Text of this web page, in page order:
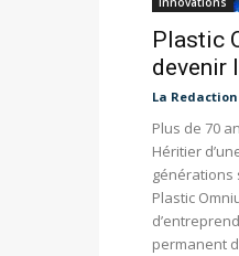
Plastic
devenir
La Redaction
Plus de 70
Héritier
générations
Plastic
permanent